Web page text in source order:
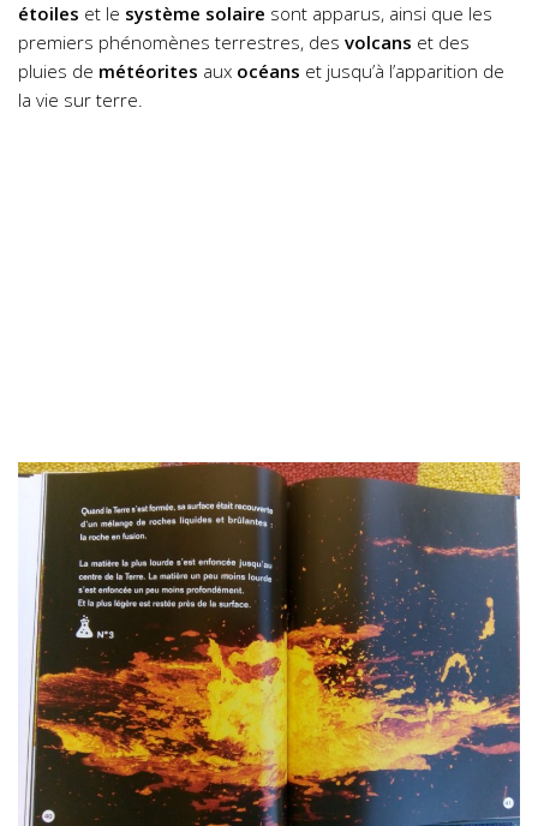
étoiles et le système solaire sont apparus, ainsi que les
premiers phénomènes terrestres, des volcans et des
pluies de météorites aux océans et jusqu’à l’apparition de
la vie sur terre.